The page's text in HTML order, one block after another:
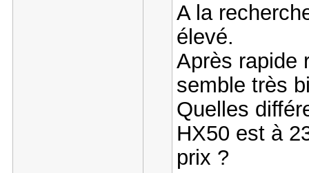
A la
élevé.
Après rapide
semble très
Quelles
HX50 est à
prix ?